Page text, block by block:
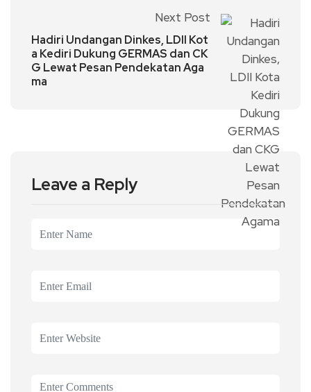
Next Post
Hadiri Undangan Dinkes, LDII Kot
a Kediri Dukung GERMAS dan CK
G Lewat Pesan Pendekatan Aga
ma
Leave a Reply